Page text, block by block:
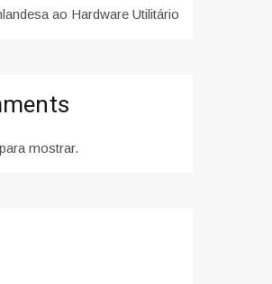
ao Hardware Utilitário
mostrar.